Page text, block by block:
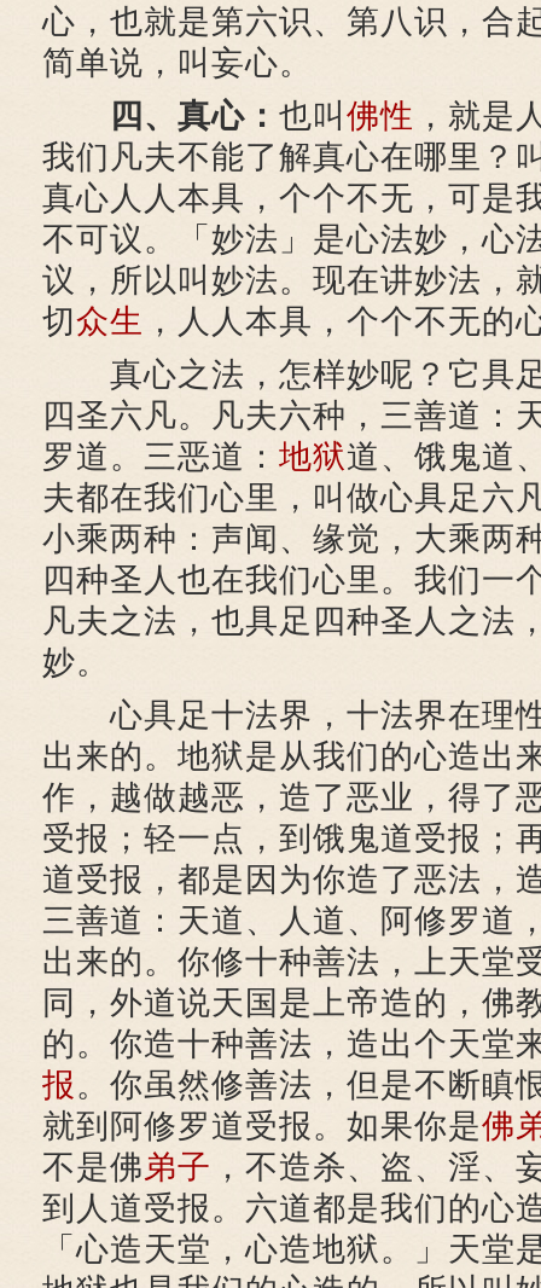
心，也就是第六识、第八识，合
简单说，叫妄心。
四、真心： 也叫 佛性 ，就是
我们凡夫不能了解真心在哪里？
真心人人本具，个个不无，可是
不可议。「妙法」是心法妙，心
议，所以叫妙法。现在讲妙法，
切众生 ，人人本具，个个不无的
真心之法，怎样妙呢？它具
四圣六凡。凡夫六种，三善道：
罗道。三恶道： 地狱道、饿鬼道
夫都在我们心里，叫做心具足六
小乘两种：声闻、缘觉，大乘两
四种圣人也在我们心里。我们一
凡夫之法，也具足四种圣人之法
妙。
心具足十法界，十法界在理
出来的。地狱是从我们的心造出
作，越做越恶，造了恶业，得了
受报；轻一点，到饿鬼道受报；
道受报，都是因为你造了恶法，
三善道：天道、人道、阿修罗道
出来的。你修十种善法，上天堂
同，外道说天国是上帝造的，佛
的。你造十种善法，造出个天堂
报。你虽然修善法，但是不断瞋
就到阿修罗道受报。如果你是佛
不是佛弟子 ，不造杀、盗、淫、
到人道受报。六道都是我们的心
「心造天堂，心造地狱。」天堂